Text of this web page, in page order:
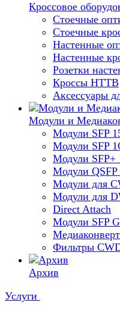
Кроссовое
Стоечные
Стоечные
Настенные
Настенные
Розетки
Кроссы HTTB
Аксессуары
Модули и
Модули SFP
Модули SFP
Модули SFP+
Модули QSFP
Модули для
Модули для
Direct Attach
Модули SFP
Фильтры
Архив
Услуги